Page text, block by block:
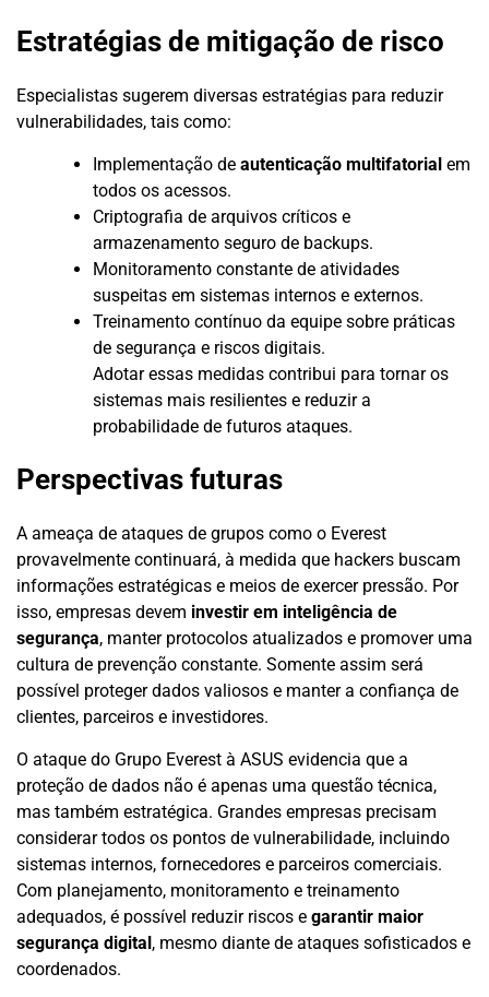
Estratégias de mitigação de risco
Especialistas sugerem diversas estratégias para reduzir
vulnerabilidades, tais como:
Implementação de autenticação multifatorial em
todos os acessos.
Criptografia de arquivos críticos e
armazenamento seguro de backups.
Monitoramento constante de atividades
suspeitas em sistemas internos e externos.
Treinamento contínuo da equipe sobre práticas
de segurança e riscos digitais.
Adotar essas medidas contribui para tornar os
sistemas mais resilientes e reduzir a
probabilidade de futuros ataques.
Perspectivas futuras
A ameaça de ataques de grupos como o Everest
provavelmente continuará, à medida que hackers buscam
informações estratégicas e meios de exercer pressão. Por
isso, empresas devem investir em inteligência de
segurança, manter protocolos atualizados e promover uma
cultura de prevenção constante. Somente assim será
possível proteger dados valiosos e manter a confiança de
clientes, parceiros e investidores.
O ataque do Grupo Everest à ASUS evidencia que a
proteção de dados não é apenas uma questão técnica,
mas também estratégica. Grandes empresas precisam
considerar todos os pontos de vulnerabilidade, incluindo
sistemas internos, fornecedores e parceiros comerciais.
Com planejamento, monitoramento e treinamento
adequados, é possível reduzir riscos e garantir maior
segurança digital, mesmo diante de ataques sofisticados e
coordenados.